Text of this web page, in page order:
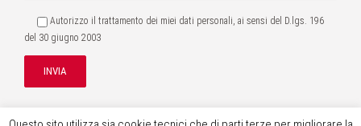
Autorizzo il trattamento dei miei dati personali, ai sensi del D.lgs. 196
del 30 giugno 2003